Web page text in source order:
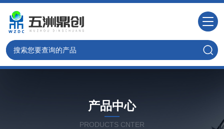
产品中心
PRODUCTS CNTER